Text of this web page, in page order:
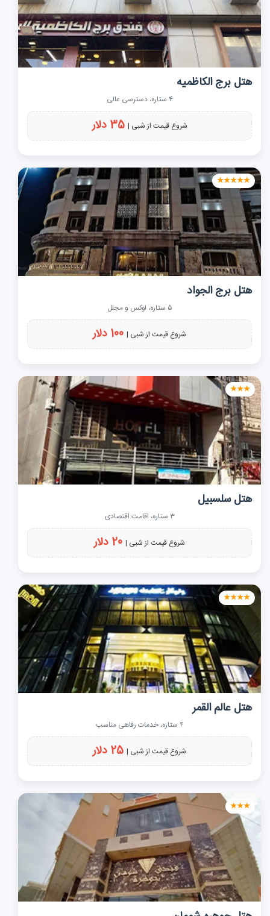
هتل برج الکاظمیه
۴ ستاره، دسترسی عالی
شروع قیمت از شبی | 35 دلار
★★★★★
هتل برج الجواد
۵ ستاره، لوکس و مجلل
شروع قیمت از شبی | 100 دلار
★★★
هتل سلسبیل
۳ ستاره، اقامت اقتصادی
شروع قیمت از شبی | 20 دلار
★★★★
هتل عالم القمر
۴ ستاره، خدمات رفاهی مناسب
شروع قیمت از شبی | 25 دلار
★★★